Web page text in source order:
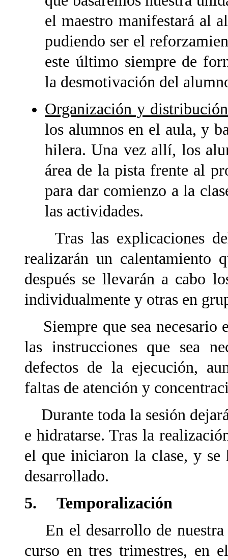
el maestro manifestará al
pudiendo ser el
este último siempre de
la desmotivación del
Organización y
los alumnos en el aula, y
hilera. Una vez allí, los
área de la pista frente al
para dar comienzo a la
las actividades.
Tras las explicaciones
realizarán un calentamiento
después se llevarán a cabo
individualmente y otras en
Siempre que sea necesario
las instrucciones que sea
defectos de la ejecución,
faltas de atención y
Durante toda la sesión
e hidratarse. Tras la
el que iniciaron la clase, y se
desarrollado.
5. Temporalización
En el desarrollo de nuestra
curso en tres trimestres, en